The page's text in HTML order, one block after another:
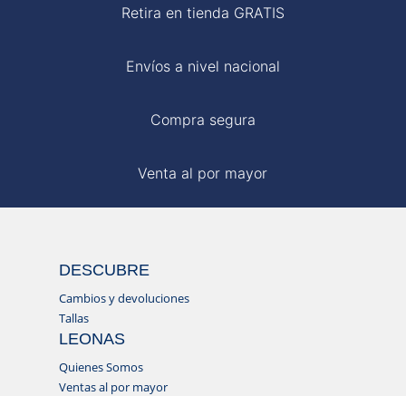
Retira en tienda GRATIS
Envíos a nivel nacional
Compra segura
Venta al por mayor
DESCUBRE
Cambios y devoluciones
Tallas
LEONAS
Quienes Somos
Ventas al por mayor